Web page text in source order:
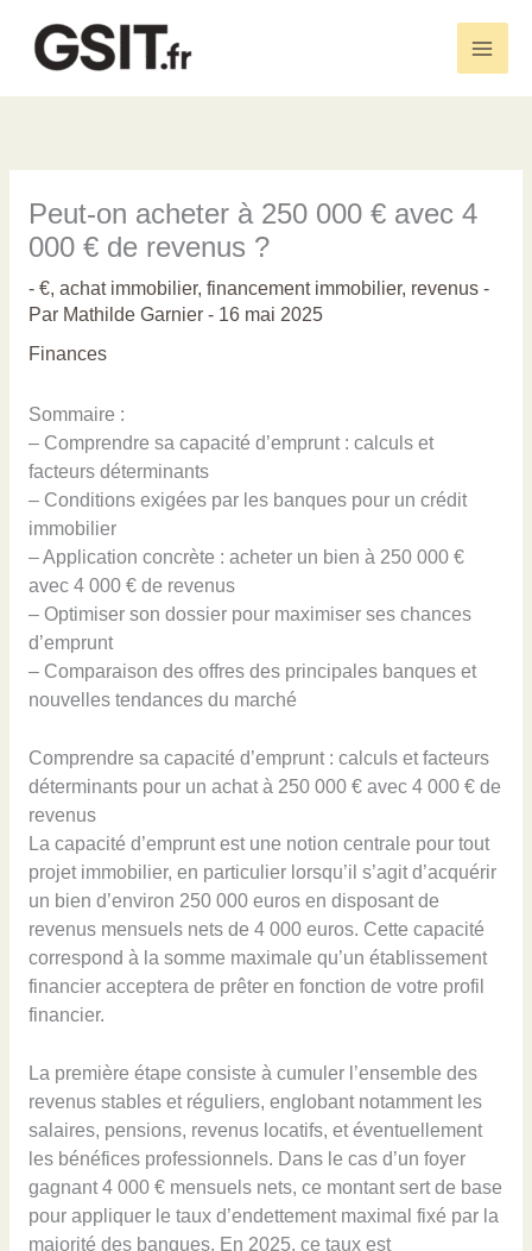
contenu
Main
Peut-on acheter à 250 000 € avec 4
000 € de revenus ?
- €, achat immobilier, financement immobilier, revenus-
Par Mathilde Garnier - 16 mai 2025
Finances
Sommaire :
– Comprendre sa capacité d’emprunt : calculs et
facteurs déterminants
– Conditions exigées par les banques pour un crédit
immobilier
– Application concrète : acheter un bien à 250 000 €
avec 4 000 € de revenus
– Optimiser son dossier pour maximiser ses chances
d’emprunt
– Comparaison des offres des principales banques et
nouvelles tendances du marché
Comprendre sa capacité d’emprunt : calculs et facteurs
déterminants pour un achat à 250 000 € avec 4 000 € de
revenus
La capacité d’emprunt est une notion centrale pour tout
projet immobilier, en particulier lorsqu’il s’agit d’acquérir
un bien d’environ 250 000 euros en disposant de
revenus mensuels nets de 4 000 euros. Cette capacité
correspond à la somme maximale qu’un établissement
financier acceptera de prêter en fonction de votre profil
financier.
La première étape consiste à cumuler l’ensemble des
revenus stables et réguliers, englobant notamment les
salaires, pensions, revenus locatifs, et éventuellement
les bénéfices professionnels. Dans le cas d’un foyer
gagnant 4 000 € mensuels nets, ce montant sert de base
pour appliquer le taux d’endettement maximal fixé par la
majorité des banques. En 2025, ce taux est